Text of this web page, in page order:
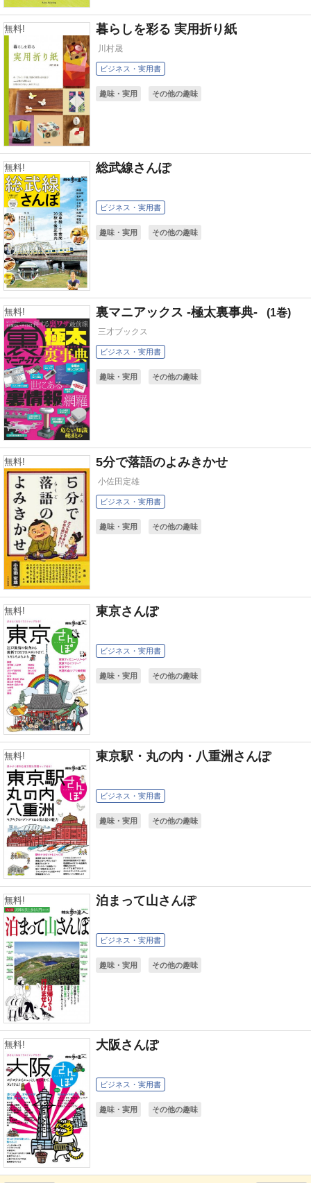
無料! 暮らしを彩る 実用折り紙
川村晟
ビジネス・実用書
趣味・実用 その他の趣味
無料! 総武線さんぽ
ビジネス・実用書
趣味・実用 その他の趣味
無料! 裏マニアックス -極太裏事典- 1
三才ブックス
ビジネス・実用書
趣味・実用 その他の趣味
無料! 5分で落語のよみきかせ
小佐田定雄
ビジネス・実用書
趣味・実用 その他の趣味
無料! 東京さんぽ
ビジネス・実用書
趣味・実用 その他の趣味
無料! 東京駅・丸の内・八重洲さんぽ
ビジネス・実用書
趣味・実用 その他の趣味
無料! 泊まって山さんぽ
ビジネス・実用書
趣味・実用 その他の趣味
無料! 大阪さんぽ
ビジネス・実用書
趣味・実用 その他の趣味